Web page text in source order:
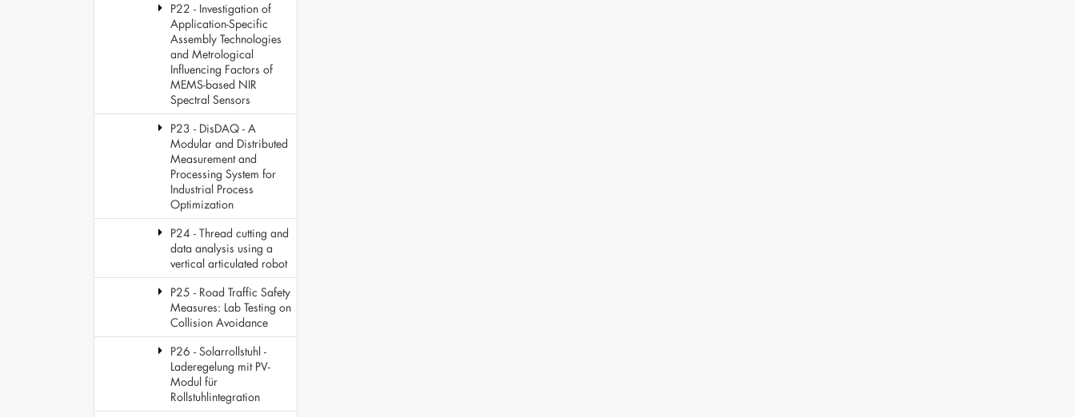
P22 - Investigation of
Application-Specific
Assembly Technologies
and Metrological
Influencing Factors of
MEMS-based NIR
Spectral Sensors
P23 - DisDAQ - A
Modular and Distributed
Measurement and
Processing System for
Industrial Process
Optimization
P24 - Thread cutting and
data analysis using a
vertical articulated robot
P25 - Road Traffic Safety
Measures: Lab Testing on
Collision Avoidance
P26 - Solarrollstuhl -
Laderegelung mit PV-
Modul für
Rollstuhlintegration